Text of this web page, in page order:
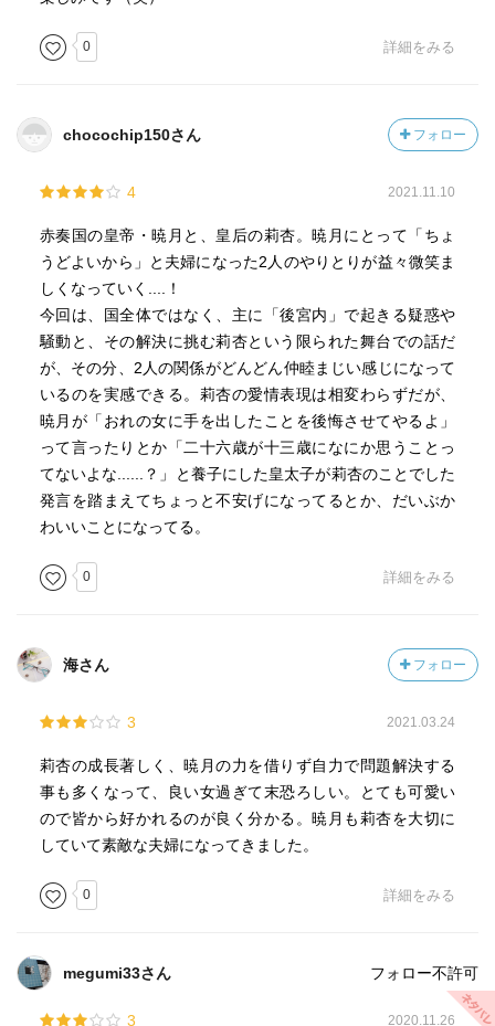
0 詳細をみる
chocochip150さん フォロー
4 2021.11.10
赤奏国の皇帝・暁月と、皇后の莉杏。暁月にとって「ちょ
うどよいから」と夫婦になった2人のやりとりが益々微笑ま
しくなっていく....！
今回は、国全体ではなく、主に「後宮内」で起きる疑惑や
騒動と、その解決に挑む莉杏という限られた舞台での話だ
が、その分、2人の関係がどんどん仲睦まじい感じになって
いるのを実感できる。莉杏の愛情表現は相変わらずだが、
暁月が「おれの女に手を出したことを後悔させてやるよ」
って言ったりとか「二十六歳が十三歳になにか思うことっ
てないよな......？」と養子にした皇太子が莉杏のことでした
発言を踏まえてちょっと不安げになってるとか、だいぶか
わいいことになってる。
0 詳細をみる
海さん フォロー
3 2021.03.24
莉杏の成長著しく、暁月の力を借りず自力で問題解決する
事も多くなって、良い女過ぎて末恐ろしい。とても可愛い
ので皆から好かれるのが良く分かる。暁月も莉杏を大切に
していて素敵な夫婦になってきました。
0 詳細をみる
megumi33さん フォロー不許可
3 2020.11.26